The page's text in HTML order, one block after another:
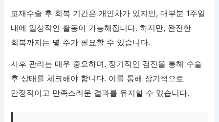
코재수술 후 회복 기간은 개인차가 있지만, 대부분 1주일
내에 일상적인 활동이 가능해집니다. 하지만, 완전한
회복까지는 몇 주가 필요할 수 있습니다.
사후 관리는 매우 중요하며, 정기적인 검진을 통해 수술
후 상태를 체크해야 합니다. 이를 통해 장기적으로
안정적이고 만족스러운 결과를 유지할 수 있습니다.